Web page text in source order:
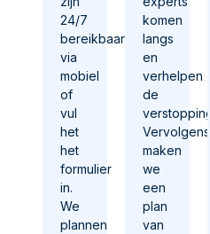
24/7
bereikbaar
via
mobiel
of
vul
het
het
formulier
in.
We
plannen
komen
langs
en
verhelpen
de
verstopping.
Vervolgens
maken
we
een
plan
van